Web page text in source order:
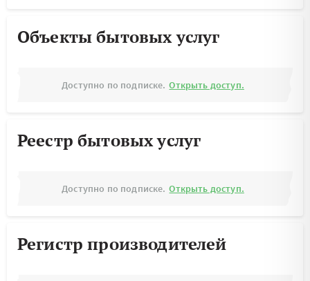
Объекты бытовых услуг
Доступно по подписке. Открыть доступ.
Реестр бытовых услуг
Доступно по подписке. Открыть доступ.
Регистр производителей